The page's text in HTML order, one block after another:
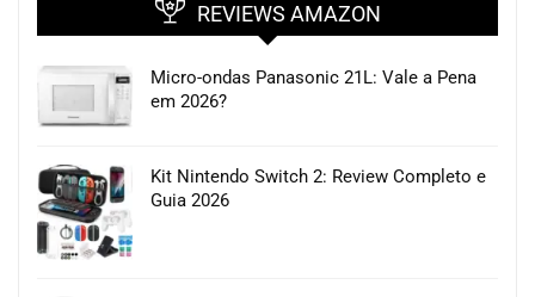
REVIEWS AMAZON
Micro-ondas Panasonic 21L: Vale a Pena
em 2026?
Kit Nintendo Switch 2: Review Completo e
Guia 2026